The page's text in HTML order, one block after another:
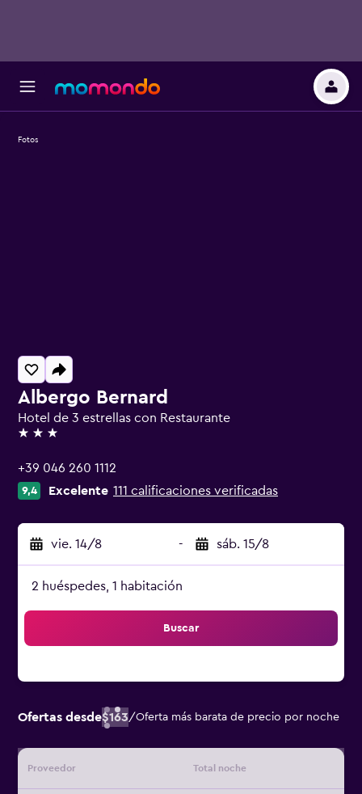
Albergo Bernard
Hotel de 3 estrellas con Restaurante
3 estrellas
+39 046 260 1112
9,4 Excelente 111 calificaciones verificadas
vie. 14/8 - sáb. 15/8
2 huéspedes, 1 habitación
Buscar
Ofertas desde$163/Oferta más barata de precio por noche
Proveedor Total noche
Fotos